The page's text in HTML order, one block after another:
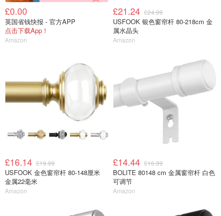
£0.00
英国省钱快报 - 官方APP
点击下载App！
Amazon
£21.24 £24.99
USFOOK 银色窗帘杆 80-218cm 金
属水晶头
Amazon
£16.14 £19.99
USFOOK 金色窗帘杆 80-148厘米
金属22毫米
Amazon
£14.44 £16.99
BOLITE 80148 cm 金属窗帘杆 白色
可调节
Amazon